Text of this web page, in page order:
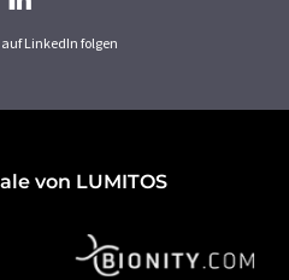
LinkedIn folgen
von LUMITOS